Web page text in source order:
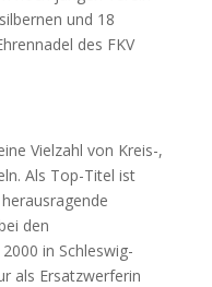
und 18
des FKV
Vielzahl von Kreis-,
Als Top-Titel ist
den
in Schleswig-
als Ersatzwerferin